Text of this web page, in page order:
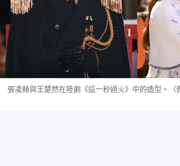
張凌赫與王楚然在陸劇《這一秒過火》中的造型。（